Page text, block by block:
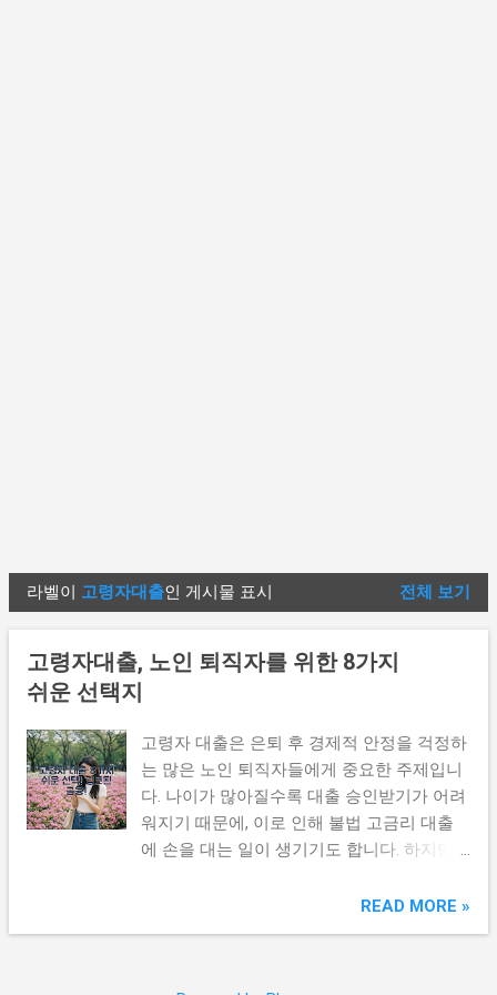
글
라벨이 고령자대출인 게시물 표시 전체 보기
고령자대출, 노인 퇴직자를 위한 8가지
쉬운 선택지
고령자 대출은 은퇴 후 경제적 안정을 걱정하
는 많은 노인 퇴직자들에게 중요한 주제입니
다. 나이가 많아질수록 대출 승인받기가 어려
워지기 때문에, 이로 인해 불법 고금리 대출
에 손을 대는 일이 생기기도 합니다. 하지만
는 대출 상품들이 존재하는데요. 관련 글을
참고하시면 더 자세한 정보를 얻으실 수 있습
READ MORE »